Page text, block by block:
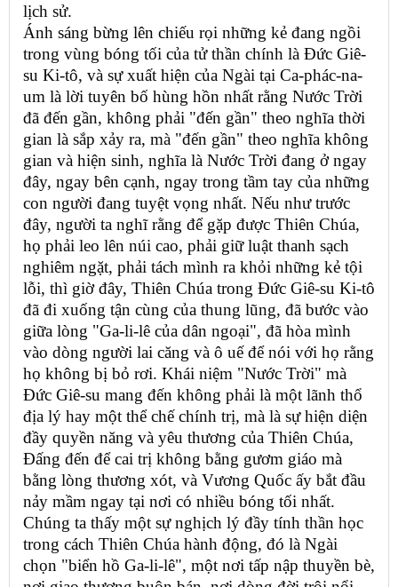
lịch sử.
Ánh sáng bừng lên chiếu rọi những kẻ đang ngồi
trong vùng bóng tối của tử thần chính là Đức Giê-
su Ki-tô, và sự xuất hiện của Ngài tại Ca-phác-na-
um là lời tuyên bố hùng hồn nhất rằng Nước Trời
đã đến gần, không phải "đến gần" theo nghĩa thời
gian là sắp xảy ra, mà "đến gần" theo nghĩa không
gian và hiện sinh, nghĩa là Nước Trời đang ở ngay
đây, ngay bên cạnh, ngay trong tầm tay của những
con người đang tuyệt vọng nhất. Nếu như trước
đây, người ta nghĩ rằng để gặp được Thiên Chúa,
họ phải leo lên núi cao, phải giữ luật thanh sạch
nghiêm ngặt, phải tách mình ra khỏi những kẻ tội
lỗi, thì giờ đây, Thiên Chúa trong Đức Giê-su Ki-tô
đã đi xuống tận cùng của thung lũng, đã bước vào
giữa lòng "Ga-li-lê của dân ngoại", đã hòa mình
vào dòng người lai căng và ô uế để nói với họ rằng
họ không bị bỏ rơi. Khái niệm "Nước Trời" mà
Đức Giê-su mang đến không phải là một lãnh thổ
địa lý hay một thể chế chính trị, mà là sự hiện diện
đầy quyền năng và yêu thương của Thiên Chúa,
Đấng đến để cai trị không bằng gươm giáo mà
bằng lòng thương xót, và Vương Quốc ấy bắt đầu
nảy mầm ngay tại nơi có nhiều bóng tối nhất.
Chúng ta thấy một sự nghịch lý đầy tính thần học
trong cách Thiên Chúa hành động, đó là Ngài
chọn "biển hồ Ga-li-lê", một nơi tấp nập thuyền bè,